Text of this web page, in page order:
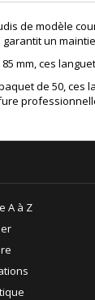
de modèle
un
mm, ces
de 50,
A à Z